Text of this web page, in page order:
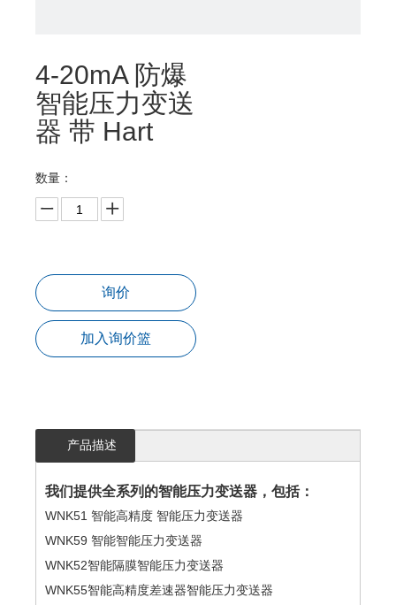
4-20mA 防爆
智能压力变送
器 带 Hart
数量：
询价
加入询价篮
产品描述
我们提供全系列的智能压力变送器，包括：
WNK51 智能高精度 智能压力变送器
WNK59 智能智能压力变送器
WNK52智能隔膜智能压力变送器
WNK55智能高精度差速器智能压力变送器